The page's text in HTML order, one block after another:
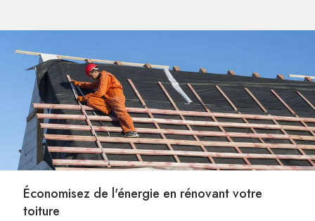
Économisez de l'énergie en rénovant votre
toiture